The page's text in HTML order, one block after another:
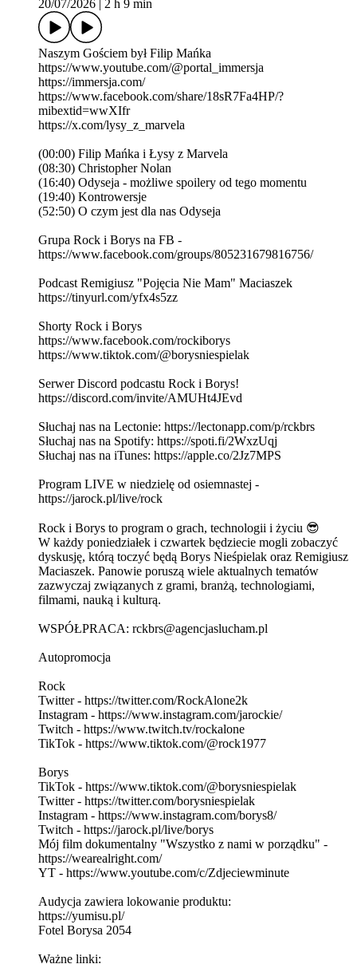
20/07/2026 2 h 9 min
Naszym Gościem był Filip Mańka
https://www.youtube.com/@portal_immersja
https://immersja.com/
https://www.facebook.com/share/18sR7Fa4HP/?
mibextid=wwXIfr
https://x.com/lysy_z_marvela
(00:00) Filip Mańka i Łysy z Marvela
(08:30) Christopher Nolan
(16:40) Odyseja - możliwe spoilery od tego momentu
(19:40) Kontrowersje
(52:50) O czym jest dla nas Odyseja
Grupa Rock i Borys na FB -
https://www.facebook.com/groups/805231679816756/
Podcast Remigiusz "Pojęcia Nie Mam" Maciaszek
https://tinyurl.com/yfx4s5zz
Shorty Rock i Borys
https://www.facebook.com/rockiborys
https://www.tiktok.com/@borysniespielak
Serwer Discord podcastu Rock i Borys!
https://discord.com/invite/AMUHt4JEvd
Słuchaj nas na Lectonie: https://lectonapp.com/p/rckbrs
Słuchaj nas na Spotify: https://spoti.fi/2WxzUqj
Słuchaj nas na iTunes: https://apple.co/2Jz7MPS
Program LIVE w niedzielę od osiemnastej -
https://jarock.pl/live/rock
Rock i Borys to program o grach, technologii i życiu 😎
W każdy poniedziałek i czwartek będziecie mogli zobaczyć
dyskusję, którą toczyć będą Borys Nieśpielak oraz Remigiusz
Maciaszek. Panowie poruszą wiele aktualnych tematów
zazwyczaj związanych z grami, branżą, technologiami,
filmami, nauką i kulturą.
WSPÓŁPRACA: rckbrs@agencjaslucham.pl
Autopromocja
Rock
Twitter - https://twitter.com/RockAlone2k
Instagram - https://www.instagram.com/jarockie/
Twitch - https://www.twitch.tv/rockalone
TikTok - https://www.tiktok.com/@rock1977
Borys
TikTok - https://www.tiktok.com/@borysniespielak
Twitter - https://twitter.com/borysniespielak
Instagram - https://www.instagram.com/borys8/
Twitch - https://jarock.pl/live/borys
Mój film dokumentalny "Wszystko z nami w porządku" -
https://wearealright.com/
YT - https://www.youtube.com/c/Zdjeciewminute
Audycja zawiera lokowanie produktu:
https://yumisu.pl/
Fotel Borysa 2054
Ważne linki: